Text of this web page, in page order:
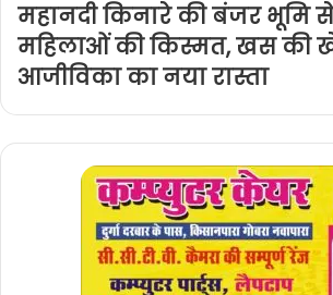
महानदी किनारे की बंजर भूमि
महिलाओं की किस्मत, खस की
आजीविका का नया रास्ता